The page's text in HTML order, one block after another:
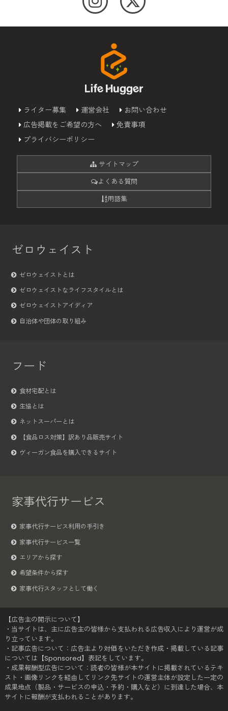
ライター募集 運営会社
お問い合わせ
広告掲載をご希望の方へ
免責事項
プライバシーポリシー
サイトマップ
よくある質問
用語集
ゼロウェイスト
ゼロウェイストとは
ゼロウェイストなライフスタイルとは
ゼロウェイストアイディア
自治体や団体の取り組み
フード
食材宅配とは
生協とは
ネットスーパーとは
【食品ロス対策】訳あり品販売サイト
ヴィーガン食品を購入できるサイト
家事代行サービス
家事代行サービス利用の手引き
家事代行サービス一覧
エリアから探す
希望条件から探す
家事代行スタッフとして働く
【広告主の開示について】
・当サイトは、主に広告主の皆様から支払われる広告収入により運営が成
り立っています。
・記事広告について：広告主より対価をいただき作成・掲載している記事
については【Sponsored】表記をしています。
・成果報酬型広告について：読者の皆様が本サイトに掲載されているテキ
スト・画像リンクを経由してリンク先サイトの運営主体が設定した一定の
成果地点（製品・サービスの申込・予約・購入など）に到達した場合、本
サイトに報酬が支払われることがあります。